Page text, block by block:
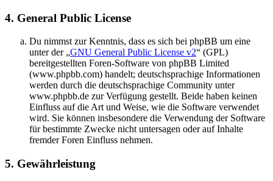
4. General Public License
Du nimmst zur Kenntnis, dass es sich bei phpBB um eine
unter der „GNU General Public License v2“ (GPL)
bereitgestellten Foren-Software von phpBB Limited
(www.phpbb.com) handelt; deutschsprachige Informationen
werden durch die deutschsprachige Community unter
www.phpbb.de zur Verfügung gestellt. Beide haben keinen
Einfluss auf die Art und Weise, wie die Software verwendet
wird. Sie können insbesondere die Verwendung der Software
für bestimmte Zwecke nicht untersagen oder auf Inhalte
fremder Foren Einfluss nehmen.
5. Gewährleistung